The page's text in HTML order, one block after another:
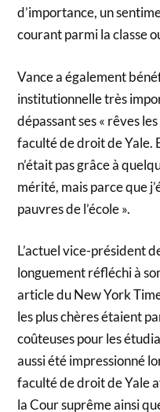
d’importance, un
courant parmi la classe
Vance a également
institutionnelle très
dépassant ses « rêves
faculté de droit de Yale.
n’était pas grâce à
mérité, mais parce que
pauvres de l’école ».
L’actuel vice-président
longuement réfléchi à
article du New York
les plus chères étaient
coûteuses pour les
aussi été impressionné
faculté de droit de Yale
la Cour suprême ainsi